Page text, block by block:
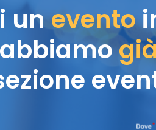
unevento
abbiamo